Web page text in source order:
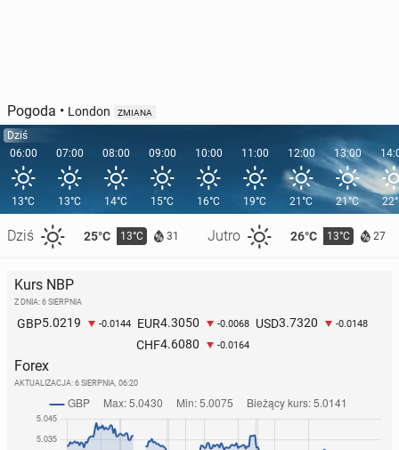
Pogoda • London ZMIANA
Dziś
06:00
13°C
Dziś 25°C 13°C 31 Jutro 26°C 13°C 27
07:00
13°C
08:00
14°C
09:00
15°C
10:00
16°C
11:00
19°C
12:00
21°C
13:00
21°C
Kurs NBP
Z DNIA: 6 SIERPNIA
GBP5.0219 -0.0144 EUR4.3050 -0.0068 USD3.7320 -0.0148
CHF4.6080 -0.0164
Forex
AKTUALIZACJA: 6 SIERPNIA, 06:20